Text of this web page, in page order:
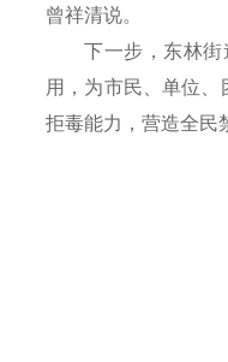
曾祥清说。
下一步，东林
用，为市民、单位
拒毒能力，营造全民